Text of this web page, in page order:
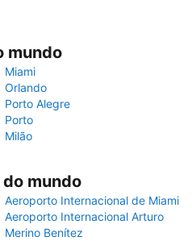
mundo
Miami
Orlando
Porto Alegre
Porto
Milão
mundo
Aeroporto Internacional de Miami
Aeroporto Internacional Arturo
Merino Benítez